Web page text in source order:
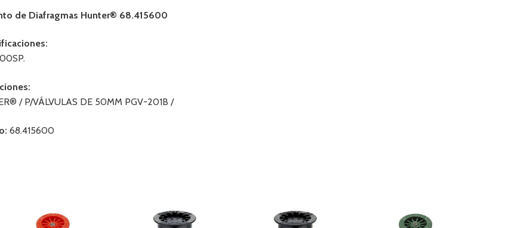
de Diafragmas Hunter® 68.415600
/ P/VÁLVULAS DE 50MM PGV-201B /
68.415600